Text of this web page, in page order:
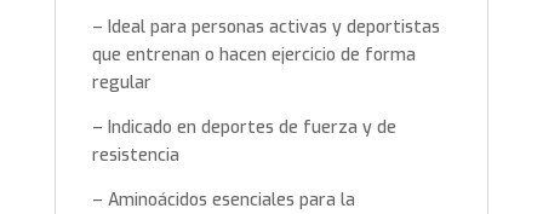
– Ideal para personas activas y deportistas
que entrenan o hacen ejercicio de forma
regular
– Indicado en deportes de fuerza y de
resistencia
– Aminoácidos esenciales para la